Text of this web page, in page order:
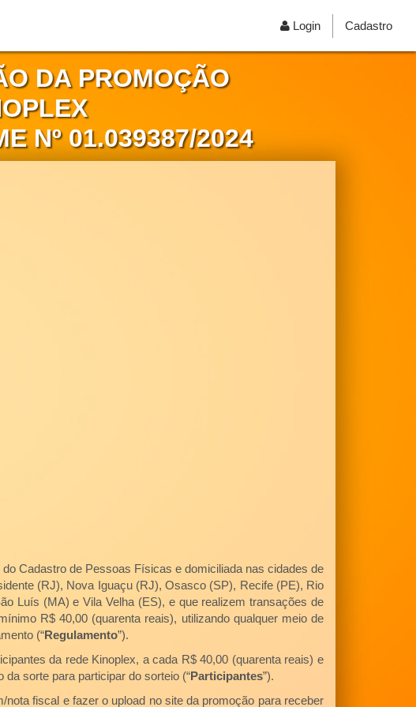
Login Cadastro
DA PROMOÇÃO
Nº 01.039387/2024
Cadastro de Pessoas Físicas e domiciliada nas cidades de
(RJ), Nova Iguaçu (RJ), Osasco (SP), Recife (PE), Rio
Luís (MA) e Vila Velha (ES), e que realizem transações de
R$ 40,00 (quarenta reais), utilizando qualquer meio de
(“Regulamento”).
da rede Kinoplex, a cada R$ 40,00 (quarenta reais) e
sorte para participar do sorteio (“Participantes”).
fiscal e fazer o upload no site da promoção para receber